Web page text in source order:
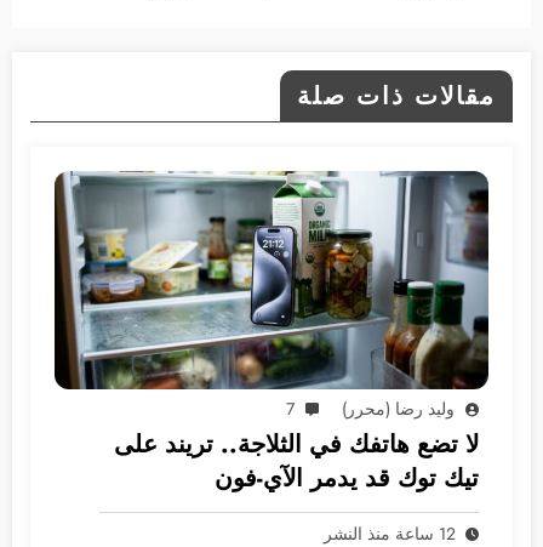
مقالات ذات صلة
وليد رضا (محرر) 7
لا تضع هاتفك في الثلاجة.. تريند على
تيك توك قد يدمر الآي-فون
12 ساعة منذ النشر